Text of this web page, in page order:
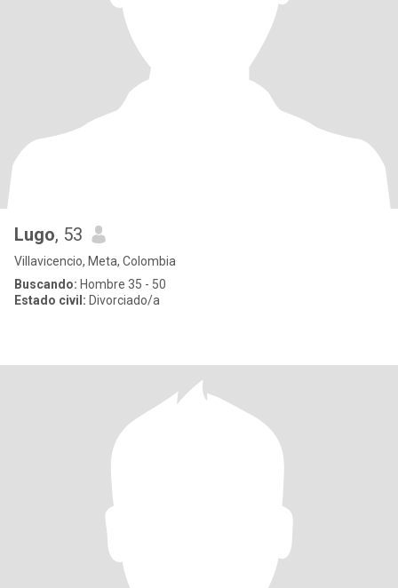
Lugo, 53
Villavicencio, Meta, Colombia
Buscando: Hombre 35 - 50
Estado civil: Divorciado/a